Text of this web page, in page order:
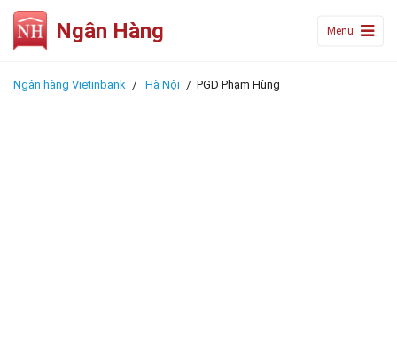
Ngân Hàng Menu
Ngân hàng Vietinbank Hà Nội PGD Phạm Hùng